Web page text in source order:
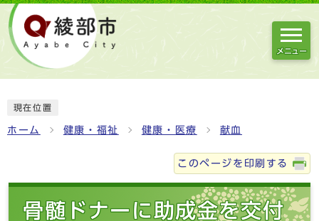
メニュー
現在位置
ホーム 健康・福祉 健康・医療 献血
このページを印刷する
骨髄ドナーに助成金を交付